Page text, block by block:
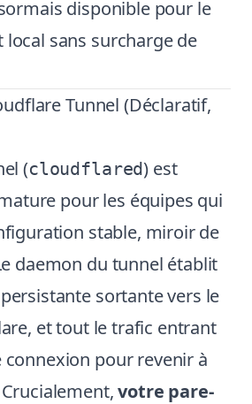
disponible pour le
sans surcharge de
Tunnel (Déclaratif,
(cloudflared) est
pour les équipes qui
stable, miroir de
daemon du tunnel établit
sortante vers le
et tout le trafic entrant
pour revenir à
votre pare-